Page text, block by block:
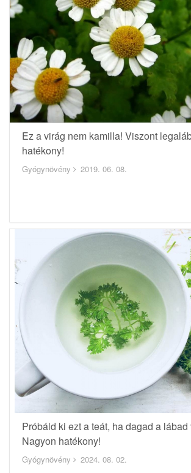
Ez a virág nem kamilla! Viszont
hatékony!
Gyógynövény 2019. 06. 08.
Próbáld ki ezt a teát, ha dagad a
Nagyon hatékony!
Gyógynövény 2024. 08. 02.